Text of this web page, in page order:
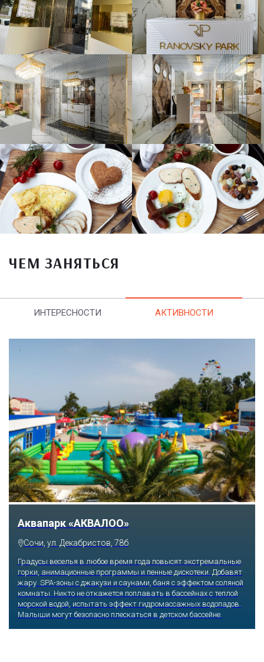
ЧЕМ ЗАНЯТЬСЯ
ИНТЕРЕСНОСТИ АКТИВНОСТИ
Тематический парк развлечений «Сочи
Парк»
Сочи, Олимпийский проспект, 21
Оказавшись здесь, словно попадаешь в сказку: встречаешь
любимых героев русского фольклора, получаешь возможность
сколько душе угодно кататься на аттракционах европейского
уровня. Гости участвуют в увлекательных квестах и творческих